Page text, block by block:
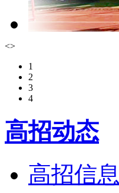
<>
1
2
3
4
高招动态
高招信息